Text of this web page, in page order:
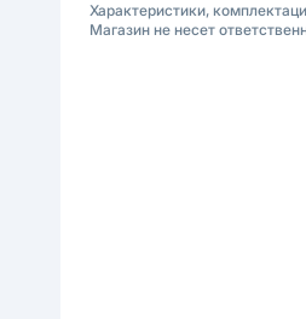
Характеристики,
Магазин не несет